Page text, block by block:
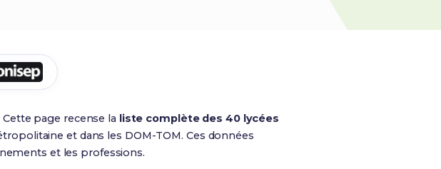
page recense la liste complète des 40 lycées
et dans les DOM-TOM. Ces données
et les professions.